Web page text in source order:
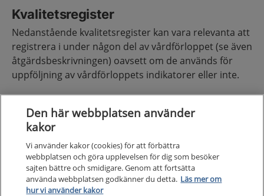
Kvalitetsregister
Nedanstående kvalitetsregister kan vara relevanta att
registrera i under någon del av vårdförloppet (se även
åtgärdsbeskrivningen) oavsett om de används för
uppföljning av vårdförloppets indikatorer eller inte.
Svenska Artrosregistret
Sammanfattning av vårdförloppet
Den här webbplatsen använder
kakor
Vi använder kakor (cookies) för att förbättra
webbplatsen och göra upplevelsen för dig som besöker
sajten bättre och smidigare. Genom att fortsätta
använda webbplatsen godkänner du detta. Läs mer om
hur vi använder kakor